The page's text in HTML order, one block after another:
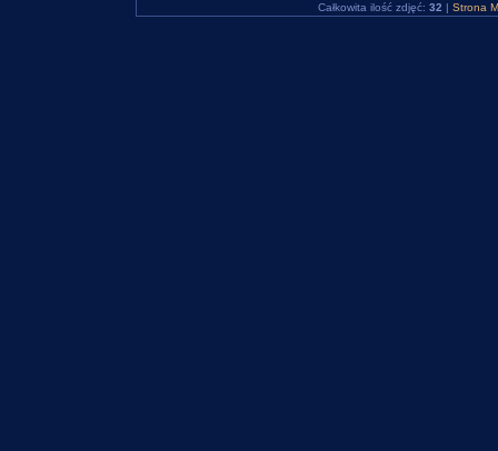
Całkowita ilość zdjęć: 32 | Strona